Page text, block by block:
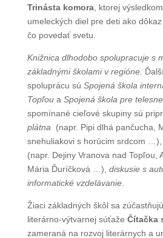
Trinásta komora, ktorej
umeleckých diel pre deti ako
čo povedať svetu.
Knižnica dlhodobo spolupracuje s
základnými školami v regióne.
spoluprácu sú Spojená škola
Topľoua Spojená škola pre
spomínané cieľové skupiny sú
plátna(napr. Pipi dlhá pančucha,
snehuliakovi s horúcim srdcom …),
(napr. Dejiny Vranova nad Topľou,
Mária Ďuríčková …), diskusie s
informatické vzdelávanie.
Žiaci základných škôl sa
literárno-výtvarnej súťaže Čítačka
zameraná na rozvoj literárnych a